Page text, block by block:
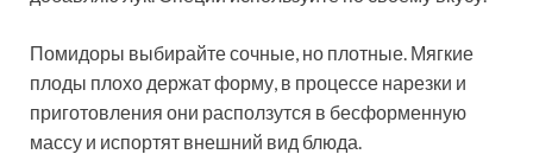
Помидоры выбирайте сочные, но плотные. Мягкие
плоды плохо держат форму, в процессе нарезки и
приготовления они расползутся в бесформенную
массу и испортят внешний вид блюда.